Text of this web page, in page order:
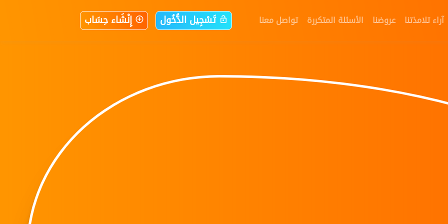
آراء تلامذتنا عروضنا الأسئلة المتكررة تواصل معنا تَسْجِيل الدُّخُول إِنْشَاء حِسَاب